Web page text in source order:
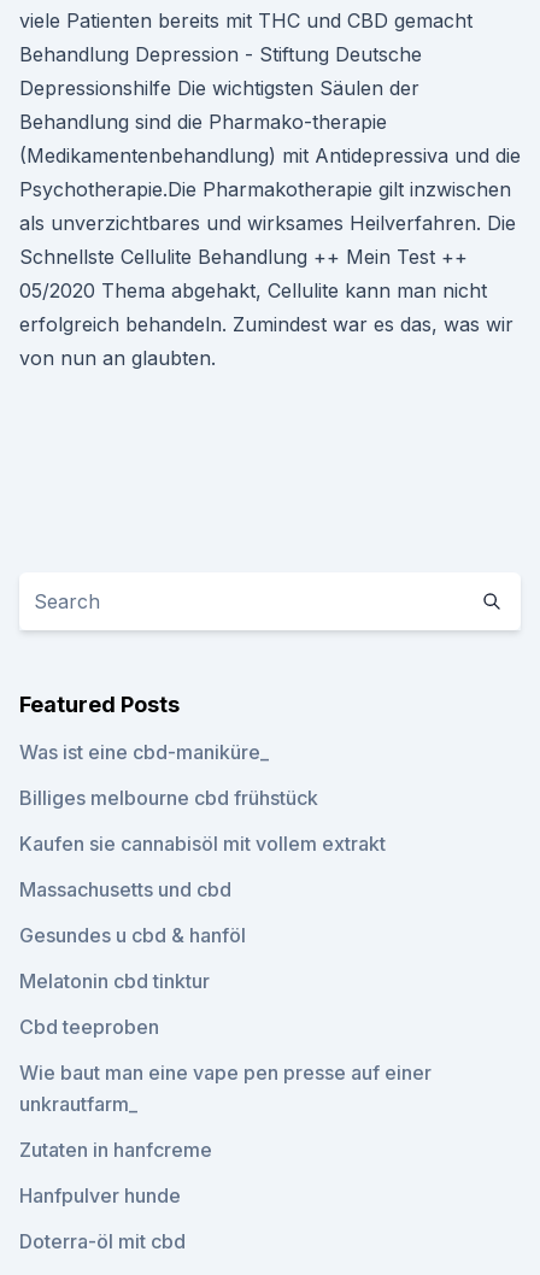
viele Patienten bereits mit THC und CBD gemacht
Behandlung Depression - Stiftung Deutsche
Depressionshilfe Die wichtigsten Säulen der
Behandlung sind die Pharmako-therapie
(Medikamentenbehandlung) mit Antidepressiva und die
Psychotherapie.Die Pharmakotherapie gilt inzwischen
als unverzichtbares und wirksames Heilverfahren. Die
Schnellste Cellulite Behandlung ++ Mein Test ++
05/2020 Thema abgehakt, Cellulite kann man nicht
erfolgreich behandeln. Zumindest war es das, was wir
von nun an glaubten.
Featured Posts
Was ist eine cbd-maniküre_
Billiges melbourne cbd frühstück
Kaufen sie cannabisöl mit vollem extrakt
Massachusetts und cbd
Gesundes u cbd & hanföl
Melatonin cbd tinktur
Cbd teeproben
Wie baut man eine vape pen presse auf einer
unkrautfarm_
Zutaten in hanfcreme
Hanfpulver hunde
Doterra-öl mit cbd